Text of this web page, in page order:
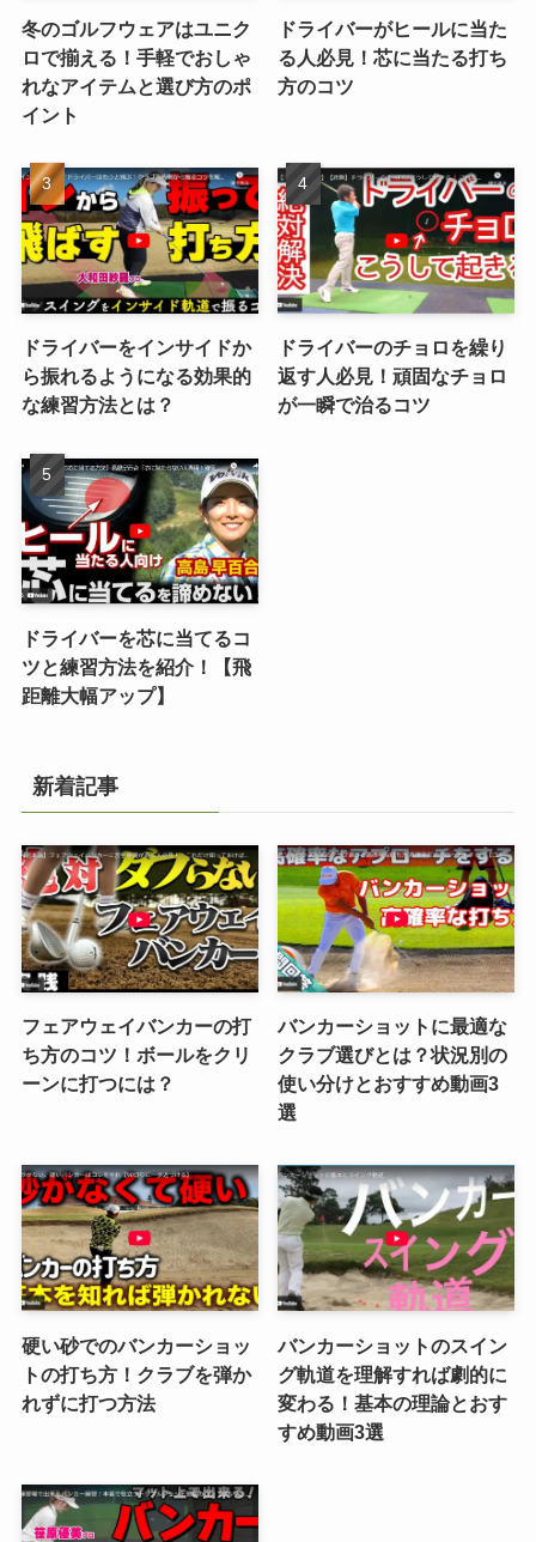
冬のゴルフウェアはユニク
ロで揃える！手軽でおしゃ
れなアイテムと選び方のポ
イント
ドライバーがヒールに当た
る人必見！芯に当たる打ち
方のコツ
ドライバーをインサイドか
ら振れるようになる効果的
な練習方法とは？
ドライバーのチョロを繰り
返す人必見！頑固なチョロ
が一瞬で治るコツ
ドライバーを芯に当てるコ
ツと練習方法を紹介！【飛
距離大幅アップ】
新着記事
フェアウェイバンカーの打
ち方のコツ！ボールをクリ
ーンに打つには？
バンカーショットに最適な
クラブ選びとは？状況別の
使い分けとおすすめ動画3
選
硬い砂でのバンカーショッ
トの打ち方！クラブを弾か
れずに打つ方法
バンカーショットのスイン
グ軌道を理解すれば劇的に
変わる！基本の理論とおす
すめ動画3選